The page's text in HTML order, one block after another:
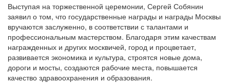
Выступая на торжественной церемонии, Сергей Собянин
заявил о том, что государственные награды и награды Москвы
вручаются заслуженно, в соответствии с талантами и
профессиональным мастерством. Благодаря этим качествам
награжденных и других москвичей, город и процветает,
развивается экономика и культура, строятся новые дома,
дороги и мосты, создаются рабочие места, повышается
качество здравоохранения и образования.